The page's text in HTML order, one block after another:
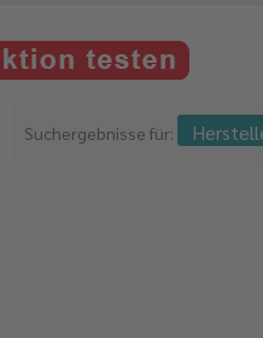
Suchergebnisse für: